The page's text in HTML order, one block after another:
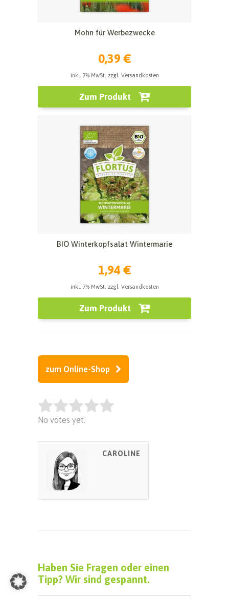
Mohn für Werbezwecke
0,39 €
inkl. 7% MwSt. zzgl. Versandkosten
Zum Produkt
BIO Winterkopfsalat Wintermarie
1,94 €
inkl. 7% MwSt. zzgl. Versandkosten
Zum Produkt
zum Online-Shop
Rate this item:
SUBMIT RATING
No votes yet.
CAROLINE
Haben Sie Fragen oder einen
Tipp? Wir sind gespannt.